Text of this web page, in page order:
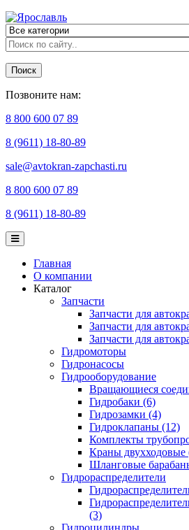
Поиск
Позвоните нам:
8 800 600 07 89
8 (9611) 18-80-89
sale@avtokran-zapchasti.ru
8 800 600 07 89
8 (9611) 18-80-89
Главная
О компании
Каталог
Запчасти
Запчасти для
Запчасти для
Запчасти для
Гидромоторы
Гидронасосы
Гидрооборудование
Вращающиеся
Гидробаки (6)
Гидрозамки (4)
Гидроклапаны (12)
Комплекты
Краны двухходовые
Шланговые
Гидрораспределители
(3)
Гидроцилиндры